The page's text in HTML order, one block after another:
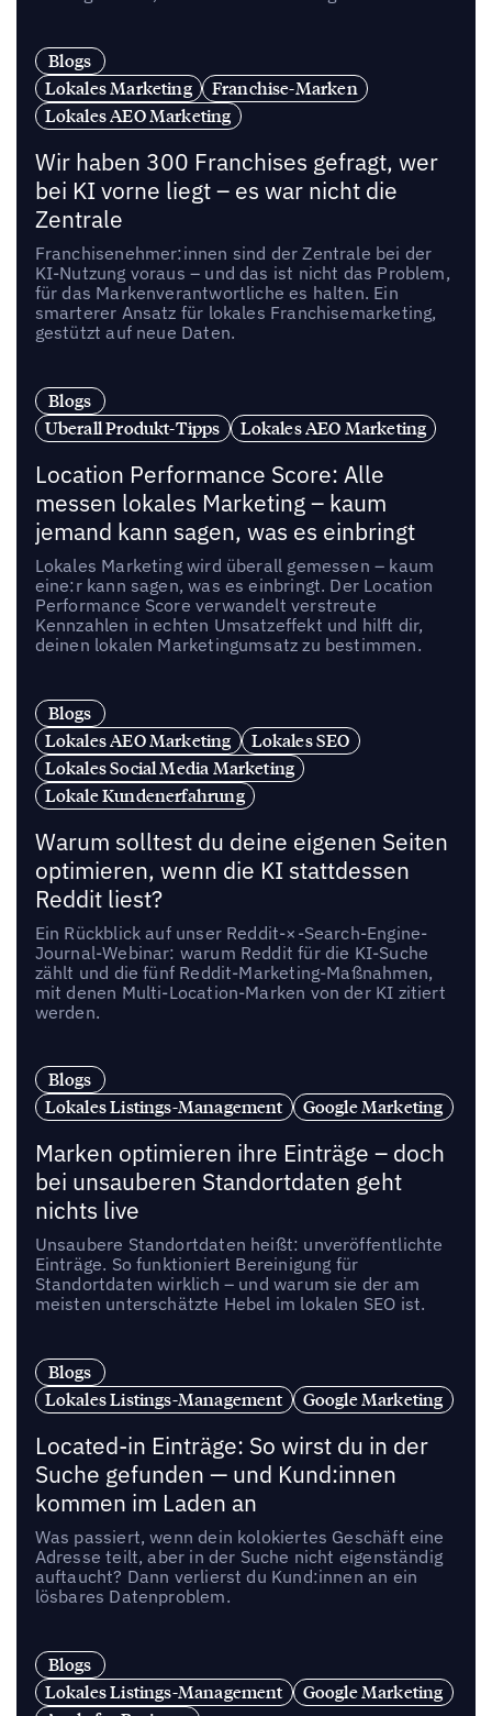
Blogs
Lokales Marketing
Franchise-Marken
Lokales AEO Marketing
Wir haben 300 Franchises gefragt, wer
bei KI vorne liegt – es war nicht die
Zentrale
Franchisenehmer:innen sind der Zentrale bei der
KI-Nutzung voraus – und das ist nicht das Problem,
für das Markenverantwortliche es halten. Ein
smarterer Ansatz für lokales Franchisemarketing,
gestützt auf neue Daten.
Blogs
Uberall Produkt-Tipps
Lokales AEO Marketing
Location Performance Score: Alle
messen lokales Marketing – kaum
jemand kann sagen, was es einbringt
Lokales Marketing wird überall gemessen – kaum
eine:r kann sagen, was es einbringt. Der Location
Performance Score verwandelt verstreute
Kennzahlen in echten Umsatzeffekt und hilft dir,
deinen lokalen Marketingumsatz zu bestimmen.
Blogs
Lokales AEO Marketing
Lokales SEO
Lokales Social Media Marketing
Lokale Kundenerfahrung
Warum solltest du deine eigenen Seiten
optimieren, wenn die KI stattdessen
Reddit liest?
Ein Rückblick auf unser Reddit-×-Search-Engine-
Journal-Webinar: warum Reddit für die KI-Suche
zählt und die fünf Reddit-Marketing-Maßnahmen,
mit denen Multi-Location-Marken von der KI zitiert
werden.
Blogs
Lokales Listings-Management
Google Marketing
Marken optimieren ihre Einträge – doch
bei unsauberen Standortdaten geht
nichts live
Unsaubere Standortdaten heißt: unveröffentlichte
Einträge. So funktioniert Bereinigung für
Standortdaten wirklich – und warum sie der am
meisten unterschätzte Hebel im lokalen SEO ist.
Blogs
Lokales Listings-Management
Google Marketing
Located-in Einträge: So wirst du in der
Suche gefunden — und Kund:innen
kommen im Laden an
Was passiert, wenn dein kolokiertes Geschäft eine
Adresse teilt, aber in der Suche nicht eigenständig
auftaucht? Dann verlierst du Kund:innen an ein
lösbares Datenproblem.
Blogs
Lokales Listings-Management
Google Marketing